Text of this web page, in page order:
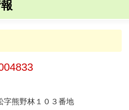
字熊野林１０３番地